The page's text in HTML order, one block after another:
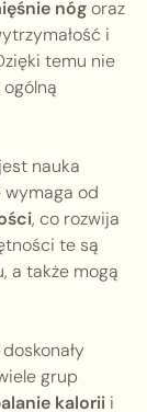
nógoraz
i
temu nie
nauka
wymaga od
, co rozwija
te są
a także mogą
grup
kalorii i